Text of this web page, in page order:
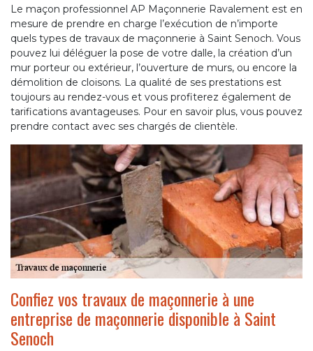
Le maçon professionnel AP Maçonnerie Ravalement est en
mesure de prendre en charge l’exécution de n’importe
quels types de travaux de maçonnerie à Saint Senoch. Vous
pouvez lui déléguer la pose de votre dalle, la création d’un
mur porteur ou extérieur, l’ouverture de murs, ou encore la
démolition de cloisons. La qualité de ses prestations est
toujours au rendez-vous et vous profiterez également de
tarifications avantageuses. Pour en savoir plus, vous pouvez
prendre contact avec ses chargés de clientèle.
Confiez vos travaux de maçonnerie à une
entreprise de maçonnerie disponible à Saint
Senoch